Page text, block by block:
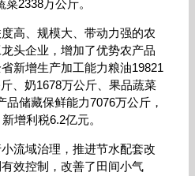
2338万公斤。
高、规模大、带动力强的农
头企业，增加了优势农产品
新增生产加工能力粮油19821
、奶1678万公斤、果品蔬菜
品储藏保鲜能力7076万公斤，
增利税6.2亿元。
流域治理，推进节水配套改
效控制，改善了田间小气